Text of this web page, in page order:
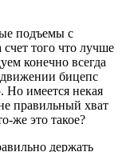
подъемы с
того что лучше
конечно всегда
бицепс
Но имеется некая
правильный хват
же это такое?
держать